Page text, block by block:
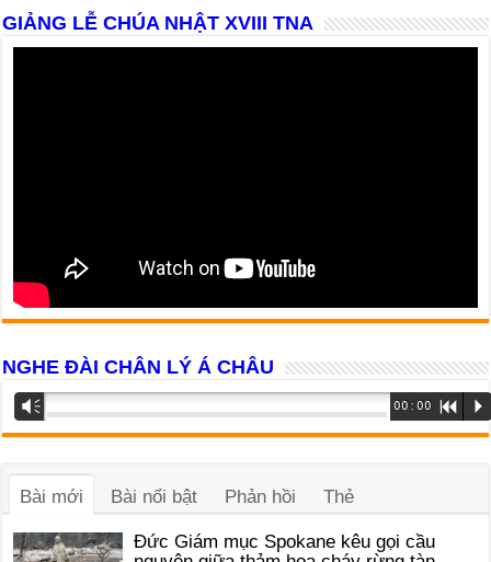
GIẢNG LỄ CHÚA NHẬT XVIII TNA
NGHE ĐÀI CHÂN LÝ Á CHÂU
Trình
phát
Vm 00:00 R P
Bài mới Bài nổi bật Phản hồi Thẻ
Đức Giám mục Spokane kêu gọi cầu